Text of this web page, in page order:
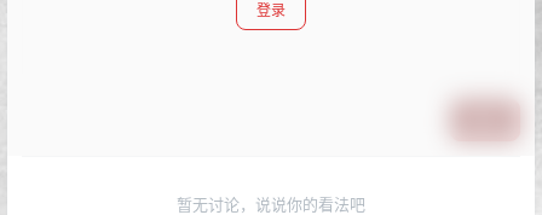
登录
暂无讨论，说说你的看法吧